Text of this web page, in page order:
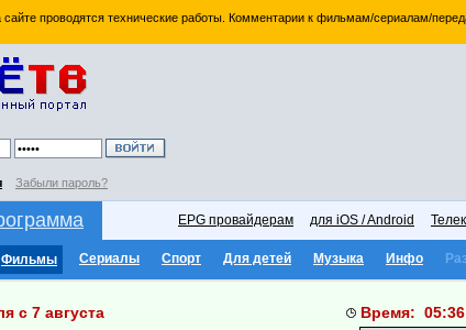
сайте проводятся технические работы. Комментарии к фильмам/сериалам/
Забыли пароль?
EPG провайдерам для iOS / Android
Фильмы Сериалы Спорт Для детей Музыка Инфо
с 7 августа Время: 05:36